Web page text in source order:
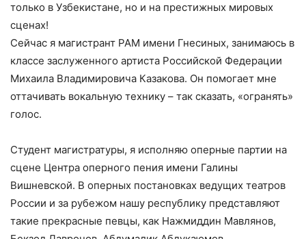
только в Узбекистане, но и на престижных мировых
сценах!
Сейчас я магистрант РАМ имени Гнесиных, занимаюсь в
классе заслуженного артиста Российской Федерации
Михаила Владимировича Казакова. Он помогает мне
оттачивать вокальную технику – так сказать, «огранять»
голос.
Студент магистратуры, я исполняю оперные партии на
сцене Центра оперного пения имени Галины
Вишневской. В оперных постановках ведущих театров
России и за рубежом нашу республику представляют
такие прекрасные певцы, как Нажмиддин Мавлянов,